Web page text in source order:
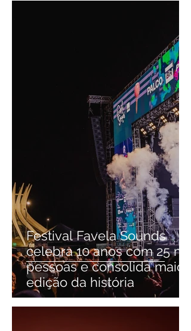
Festival Favela Sounds
celebra 10 anos com 25 mil
pessoas e consolida maior
edição da história